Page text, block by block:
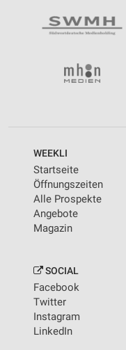
WEEKLI
Startseite
Öffnungszeiten
Alle Prospekte
Angebote
Magazin
SOCIAL
Facebook
Twitter
Instagram
LinkedIn